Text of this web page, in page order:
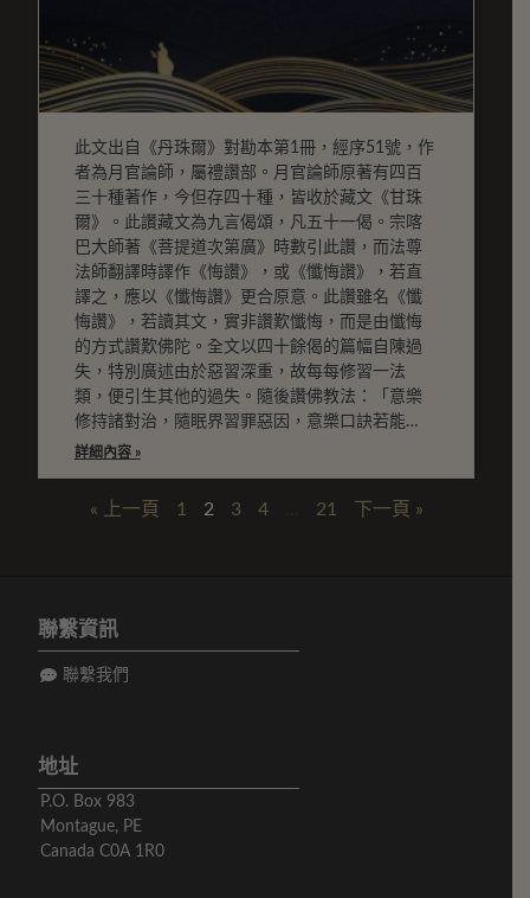
此文出自《丹珠爾》對勘本第1冊，經序51號，作
者為月官論師，屬禮讚部。月官論師原著有四百
三十種著作，今但存四十種，皆收於藏文《甘珠
爾》。此讚藏文為九言偈頌，凡五十一偈。宗喀
巴大師著《菩提道次第廣》時數引此讚，而法尊
法師翻譯時譯作《悔讚》，或《懺悔讚》，若直
譯之，應以《懺悔讚》更合原意。此讚雖名《懺
悔讚》，若讀其文，實非讚歎懺悔，而是由懺悔
的方式讚歎佛陀。全文以四十餘偈的篇幅自陳過
失，特別廣述由於惡習深重，故每每修習一法
類，便引生其他的過失。隨後讚佛教法：「意樂
修持諸對治，隨眠界習罪惡因，意樂口訣若能
修，彼未經久便寂滅。」後以四偈讚歎世尊：
種種理，無餘滅除煩惱種。尊身妙相德熾盛，我
於尊前見觀見，雙耳聞飲妙甘露，煩惱種子盡得
伽梵。」尤其最後一偈說道：「如是我於無上
皆生極樂。」全文實未有一處讚歎懺悔，而是以
行之人誠為實修之經驗口訣，故為諸師所重。此
論有印度論師佛寂所著註解，亦見《丹珠爾》，
論義難解處，可參註文併讀之。
詳細內容 »
« 上一頁 1 2 3 4 21 下一頁 »
聯繫資訊
聯繫我們
地址
P.O. Box 983
Montague, PE
Canada C0A 1R0